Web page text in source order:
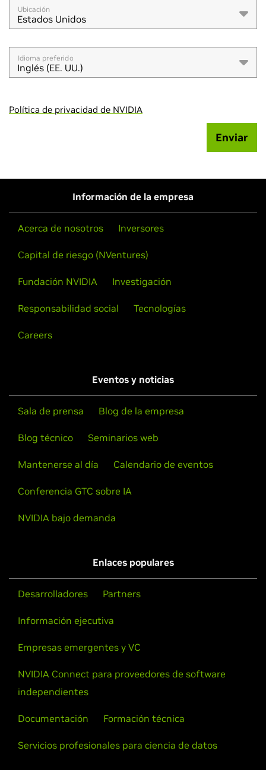
Ubicación
Estados Unidos
Idioma preferido
Inglés (EE. UU.)
Política de privacidad de NVIDIA
Enviar
Información de la empresa
Acerca de nosotros Inversores
Capital de riesgo (NVentures)
Fundación NVIDIA Investigación
Responsabilidad social Tecnologías
Careers
Eventos y noticias
Sala de prensa Blog de la empresa
Blog técnico Seminarios web
Mantenerse al día Calendario de eventos
Conferencia GTC sobre IA
NVIDIA bajo demanda
Enlaces populares
Desarrolladores Partners
Información ejecutiva
Empresas emergentes y VC
NVIDIA Connect para proveedores de software
independientes
Documentación Formación técnica
Servicios profesionales para ciencia de datos